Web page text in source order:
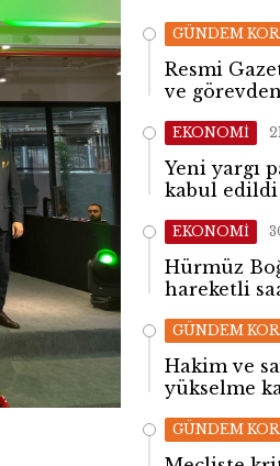
GÜNDEM
Resmi
ve
EKONOMİ
Yeni yargı
kabul edildi
EKONOMİ
Hürmüz
hareketli
GÜNDEM
Hakim ve
yükselme
GÜNDEM